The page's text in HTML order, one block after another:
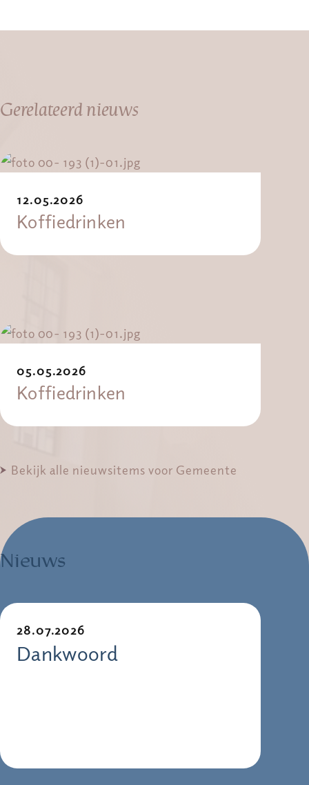
Gerelateerd nieuws
12.05.2026
Koffiedrinken
05.05.2026
Koffiedrinken
Bekijk alle nieuwsitems voor Gemeente
Nieuws
28.07.2026
Dankwoord